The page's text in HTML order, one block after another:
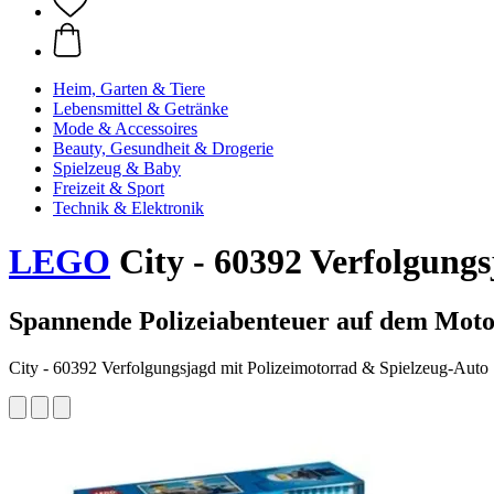
Heim, Garten & Tiere
Lebensmittel & Getränke
Mode & Accessoires
Beauty, Gesundheit & Drogerie
Spielzeug & Baby
Freizeit & Sport
Technik & Elektronik
LEGO City - 60392
Spannende Polizeiabenteuer auf dem
City - 60392 Verfolgungsjagd mit Polizeimotorrad & Spielzeug-Auto